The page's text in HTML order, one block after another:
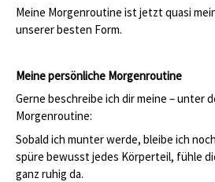
Meine Morgenroutine ist jetzt quasi
unserer besten Form.
Meine persönliche Morgenroutine
Gerne beschreibe ich dir meine – unter
Morgenroutine:
Sobald ich munter werde, bleibe ich
spüre bewusst jedes Körperteil, fühle
ganz ruhig da.